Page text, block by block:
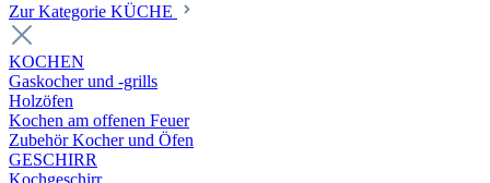
Zur Kategorie KÜCHE
KOCHEN
Gaskocher und -grills
Holzöfen
Kochen am offenen Feuer
Zubehör Kocher und Öfen
GESCHIRR
Kochgeschirr